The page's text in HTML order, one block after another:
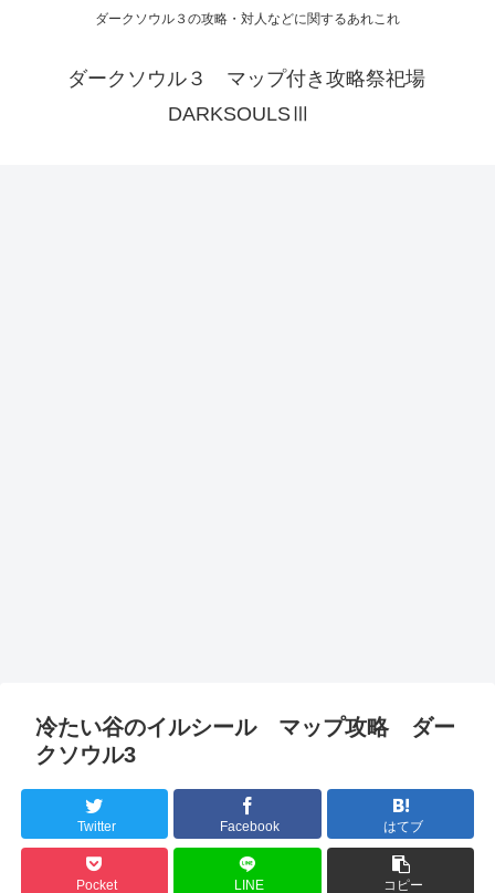
ダークソウル３の攻略・対人などに関するあれこれ
ダークソウル３ マップ付き攻略祭祀場
DARKSOULSⅢ
冷たい谷のイルシール マップ攻略 ダー
クソウル3
Twitter Facebook はてブ
Pocket LINE コピー